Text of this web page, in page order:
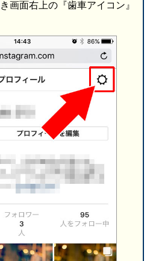
画面右上の『歯車アイコン』